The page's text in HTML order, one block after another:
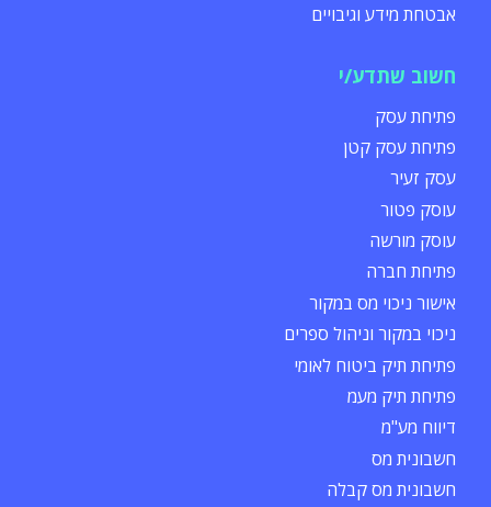
אבטחת מידע וגיבויים
חשוב שתדע/י
פתיחת עסק
פתיחת עסק קטן
עסק זעיר
עוסק פטור
עוסק מורשה
פתיחת חברה
אישור ניכוי מס במקור
ניכוי במקור וניהול ספרים
פתיחת תיק ביטוח לאומי
פתיחת תיק מעמ
דיווח מע"מ
חשבונית מס
חשבונית מס קבלה